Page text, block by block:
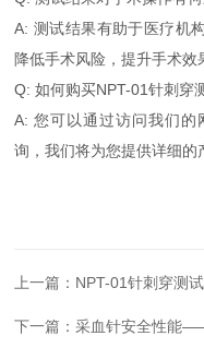
A: 测试结果有助于医疗机
降低手术风险，提升手术效
Q: 如何购买NPT-01针刺穿
A: 您可以通过访问我们
询，我们将为您提供详细的
上一篇： NPT-01针刺穿测试
下一篇：采血针安全性能